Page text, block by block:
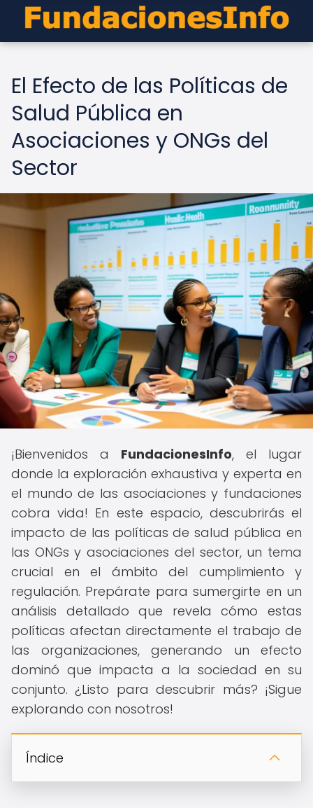
El Efecto de las Políticas de
Salud Pública en
Asociaciones y ONGs del
Sector
¡Bienvenidos a FundacionesInfo, el lugar
donde la exploración exhaustiva y experta en
el mundo de las asociaciones y fundaciones
cobra vida! En este espacio, descubrirás el
impacto de las políticas de salud pública en
las ONGs y asociaciones del sector, un tema
crucial en el ámbito del cumplimiento y
regulación. Prepárate para sumergirte en un
análisis detallado que revela cómo estas
políticas afectan directamente el trabajo de
las organizaciones, generando un efecto
dominó que impacta a la sociedad en su
conjunto. ¿Listo para descubrir más? ¡Sigue
explorando con nosotros!
Índice